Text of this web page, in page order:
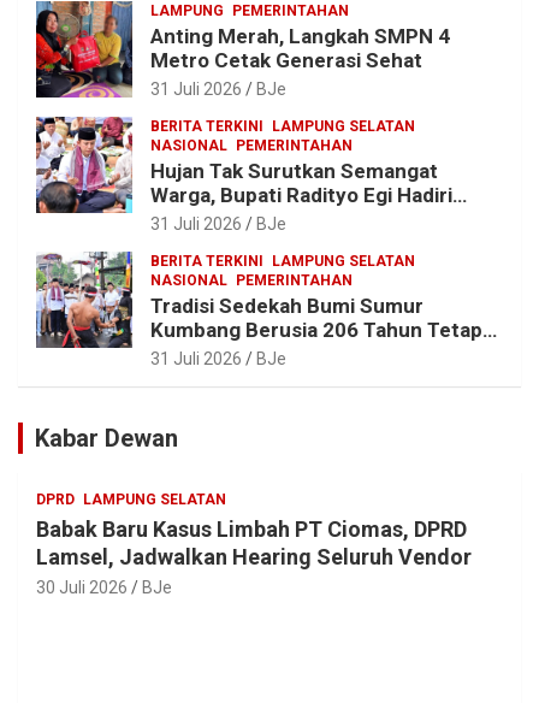
LAMPUNG PEMERINTAHAN
Anting Merah, Langkah SMPN 4
Metro Cetak Generasi Sehat
31 Juli 2026 BJe
BERITA TERKINI
LAMPUNG SELATAN
NASIONAL
PEMERINTAHAN
Hujan Tak Surutkan Semangat
Warga, Bupati Radityo Egi Hadiri
Tradisi Sedekah Bumi 206 Tahun di
31 Juli 2026 BJe
BERITA TERKINI
LAMPUNG SELATAN
NASIONAL
PEMERINTAHAN
Tradisi Sedekah Bumi Sumur
Kumbang Berusia 206 Tahun Tetap
Lestari, Bupati Egi Ajak Generasi
31 Juli 2026 BJe
Kabar Dewan
DPRD LAMPUNG SELATAN
Babak Baru Kasus Limbah PT Ciomas, DPRD
Lamsel, Jadwalkan Hearing Seluruh Vendor
30 Juli 2026 BJe